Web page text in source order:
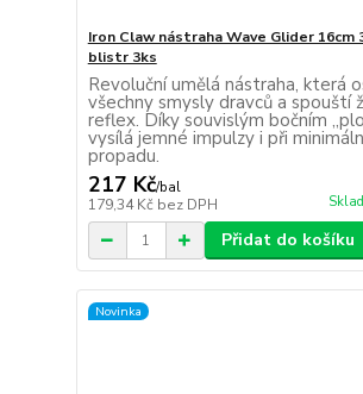
Iron Claw nástraha Wave Glider 16cm
blistr 3ks
Revoluční umělá nástraha, která
všechny smysly dravců a spouští
reflex. Díky souvislým bočním
vysílá jemné impulzy i při
propadu.
217 Kč/bal
179,34 Kč bez DPH
Přidat do košíku
Novinka